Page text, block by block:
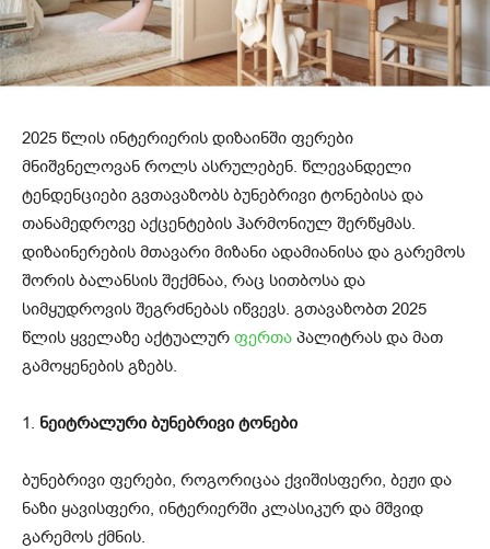
2025 წლის ინტერიერის დიზაინში ფერები
მნიშვნელოვან როლს ასრულებენ. წლევანდელი
ტენდენციები გვთავაზობს ბუნებრივი ტონებისა და
თანამედროვე აქცენტების ჰარმონიულ შერწყმას.
დიზაინერების მთავარი მიზანი ადამიანისა და გარემოს
შორის ბალანსის შექმნაა, რაც სითბოსა და
სიმყუდროვის შეგრძნებას იწვევს. გთავაზობთ 2025
წლის ყველაზე აქტუალურ ფერთა პალიტრას და მათ
გამოყენების გზებს.
1. ნეიტრალური ბუნებრივი ტონები
ბუნებრივი ფერები, როგორიცაა ქვიშისფერი, ბეჟი და
ნაზი ყავისფერი, ინტერიერში კლასიკურ და მშვიდ
გარემოს ქმნის.